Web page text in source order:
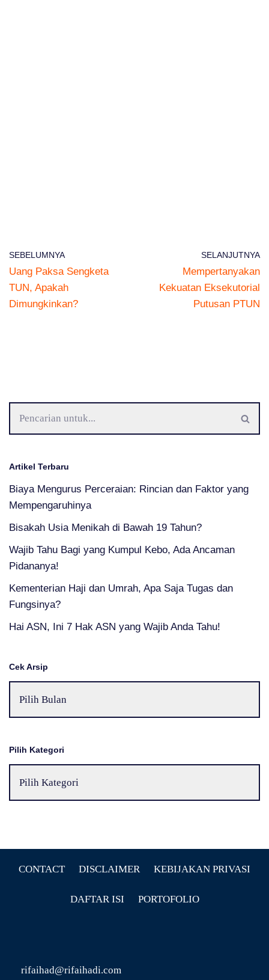
SEBELUMNYA
Uang Paksa Sengketa
TUN, Apakah
Dimungkinkan?
SELANJUTNYA
Mempertanyakan
Kekuatan Eksekutorial
Putusan PTUN
Artikel Terbaru
Biaya Mengurus Perceraian: Rincian dan Faktor yang
Mempengaruhinya
Bisakah Usia Menikah di Bawah 19 Tahun?
Wajib Tahu Bagi yang Kumpul Kebo, Ada Ancaman
Pidananya!
Kementerian Haji dan Umrah, Apa Saja Tugas dan
Fungsinya?
Hai ASN, Ini 7 Hak ASN yang Wajib Anda Tahu!
Cek Arsip
Pilih Kategori
CONTACT DISCLAIMER KEBIJAKAN PRIVASI
DAFTAR ISI PORTOFOLIO
rifaihad@rifaihadi.com